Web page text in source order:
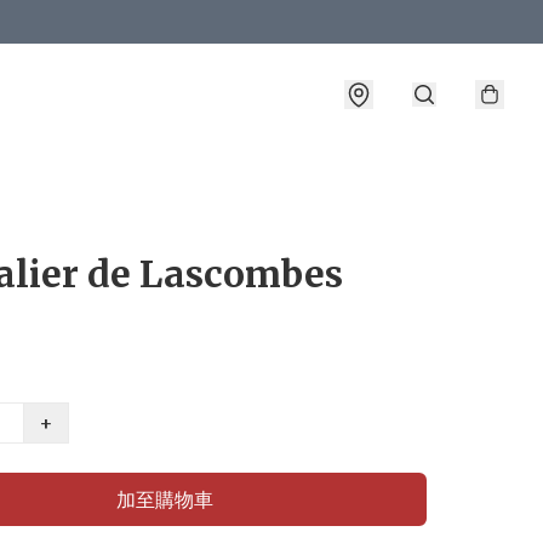
de Lascombes
+
加至購物車